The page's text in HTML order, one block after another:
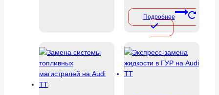
Подробнее